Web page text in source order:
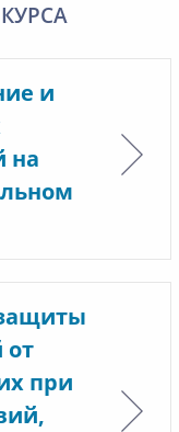
и
на
от
при